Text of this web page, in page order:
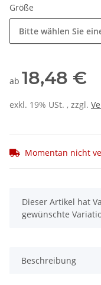
Größe
Bitte wählen Sie
ab 18,48 €
exkl. 19% USt. , zzgl.
Momentan nicht
x
Dieser Artikel hat
gewünschte
Beschreibung